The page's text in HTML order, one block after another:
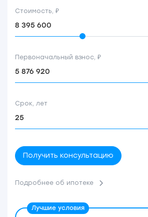
Стоимость, ₽
Первоначальный взнос, ₽
Срок, лет
Получить консультацию
Подробнее об ипотеке